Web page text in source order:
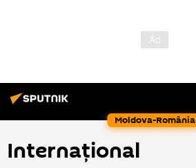
Moldova-România
Internaţional